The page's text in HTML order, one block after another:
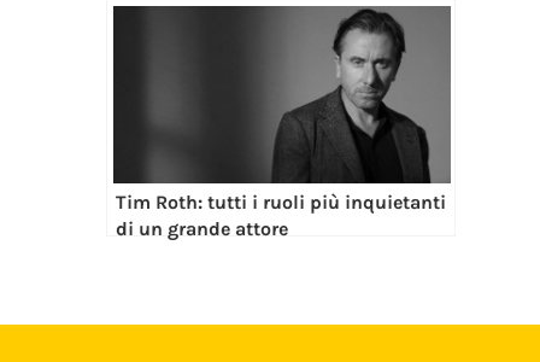
Tim Roth: tutti i ruoli più inquietanti
di un grande attore